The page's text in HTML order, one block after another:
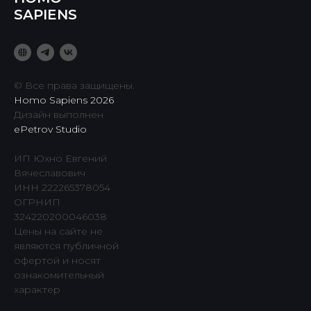
SAPIENS
© Все права защищены.
Homo Sapiens 2026
Дизайн выполнен
ePetrov Studio
ИП Юхно Евгений
Вячеславович
ИНН 222265378054
ОГРНИП
324220200046038
Цены на сайте не
являются публичной
офертой и носят
ознакомительный
характер